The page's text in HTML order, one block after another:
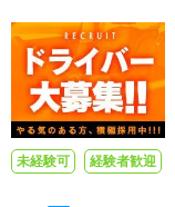
未経験可 経験者歓迎